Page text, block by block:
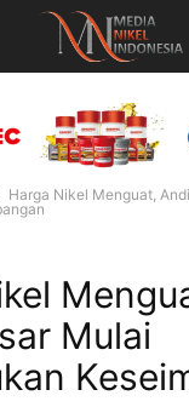
Harga Nikel Menguat,
Mulai